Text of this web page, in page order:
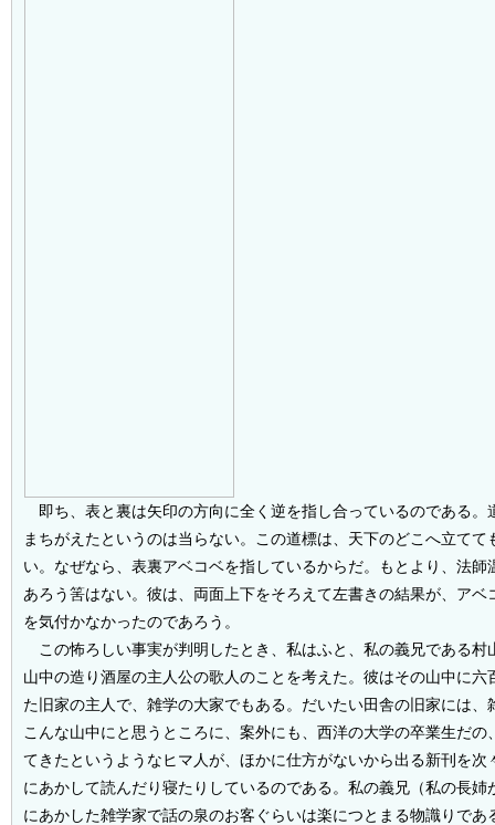
即ち、表と裏は矢印の方向に全く逆を指し合っているのである。
まちがえたというのは当らない。この道標は、天下のどこへ立てて
い。なぜなら、表裏アベコベを指しているからだ。もとより、法師
あろう筈はない。彼は、両面上下をそろえて左書きの結果が、アベ
を気付かなかったのであろう。
この怖ろしい事実が判明したとき、私はふと、私の義兄である村
山中の造り酒屋の主人公の歌人のことを考えた。彼はその山中に六
た旧家の主人で、雑学の大家でもある。だいたい田舎の旧家には、
こんな山中にと思うところに、案外にも、西洋の大学の卒業生だの
てきたというようなヒマ人が、ほかに仕方がないから出る新刊を次
にあかして読んだり寝たりしているのである。私の義兄（私の長姉
にあかした雑学家で話の泉のお客ぐらいは楽につとまる物識りであ